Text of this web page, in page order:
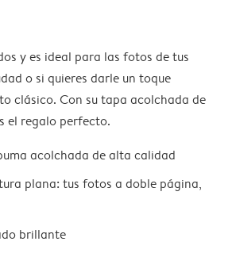
y es ideal para las fotos de tus
o si quieres darle un toque
clásico. Con su tapa acolchada de
el regalo perfecto.
acolchada de alta calidad
plana: tus fotos a doble página,
brillante